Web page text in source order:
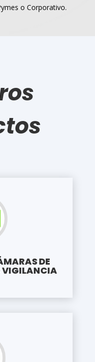
o Corporativo.
DE
VIGILANCIA